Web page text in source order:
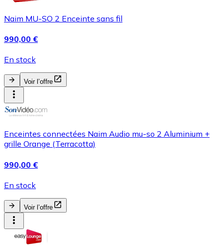
Naim MU-SO 2 Enceinte sans fil
990,00 €
En stock
Voir l’offre
Enceintes connectées Naim Audio mu-so 2 Aluminium +
grille Orange (Terracotta)
990,00 €
En stock
Voir l’offre